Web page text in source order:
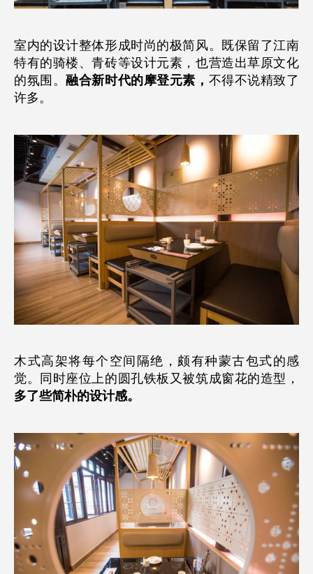
室内的设计整体形成时尚的极简风。既保留了江南
特有的骑楼、青砖等设计元素，也营造出草原文化
的氛围。融合新时代的摩登元素， 不得不说精致了
许多。
木式高架将每个空间隔绝，颇有种蒙古包式的感
觉。同时座位上的圆孔铁板又被筑成窗花的造型，
多了些简朴的设计感。